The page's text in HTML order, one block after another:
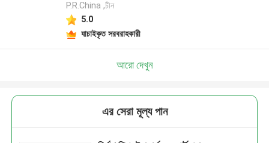
P.R.China ,চীন
5.0
যাচাইকৃত সরবরাহকারী
আরো দেখুন
এর সেরা মূল্য পান